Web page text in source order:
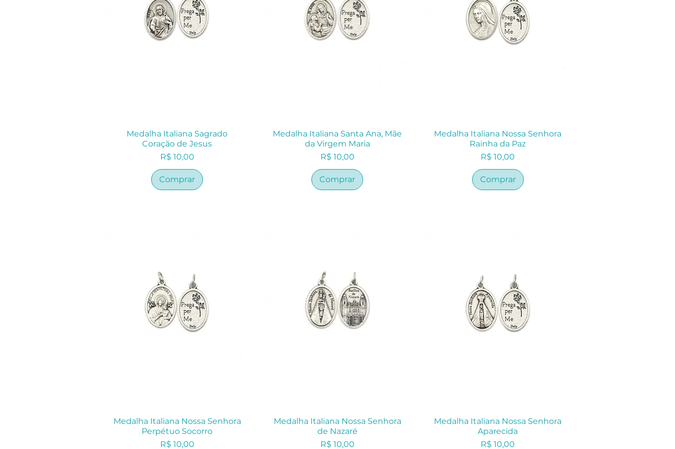
Medalha Italiana Sagrado
Coração de Jesus
Preço
R$ 10,00
Comprar
Medalha Italiana Santa Ana, Mãe
da Virgem Maria
Preço
R$ 10,00
Comprar
Medalha Italiana Nossa Senhora
Rainha da Paz
Preço
R$ 10,00
Comprar
Medalha Italiana Nossa Senhora
Perpétuo Socorro
Preço
R$ 10,00
Medalha Italiana Nossa Senhora
de Nazaré
Preço
R$ 10,00
Medalha Italiana Nossa Senhora
Aparecida
Preço
R$ 10,00